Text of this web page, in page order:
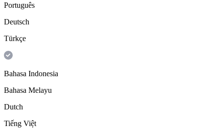
Português
Deutsch
Türkçe
Bahasa Indonesia
Bahasa Melayu
Dutch
Tiếng Việt